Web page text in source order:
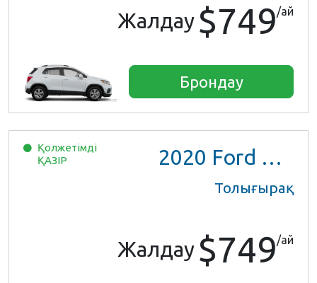
Жалдау $749/ай
Брондау
Қолжетімді
ҚАЗІР
2020 Ford EcoSport
Толығырақ
Жалдау $749/ай